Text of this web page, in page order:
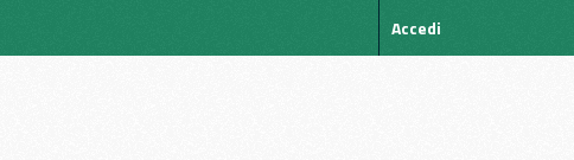
Accedi